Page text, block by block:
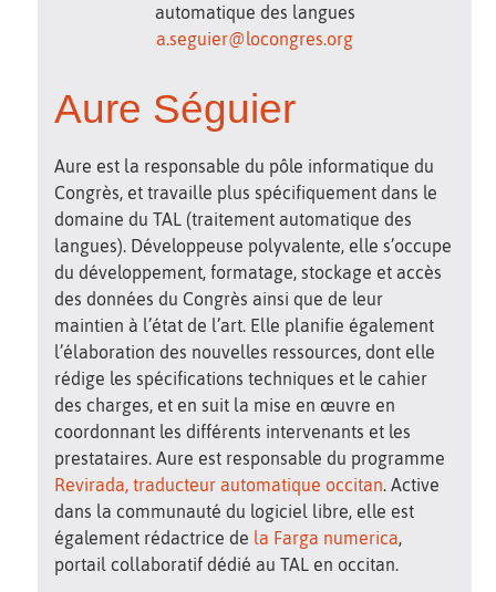
automatique des langues
a.seguier@locongres.org
Aure Séguier
Aure est la responsable du pôle informatique du
Congrès, et travaille plus spécifiquement dans le
domaine du TAL (traitement automatique des
langues). Développeuse polyvalente, elle s’occupe
du développement, formatage, stockage et accès
des données du Congrès ainsi que de leur
maintien à l’état de l’art. Elle planifie également
l’élaboration des nouvelles ressources, dont elle
rédige les spécifications techniques et le cahier
des charges, et en suit la mise en œuvre en
coordonnant les différents intervenants et les
prestataires. Aure est responsable du programme
Revirada, traducteur automatique occitan. Active
dans la communauté du logiciel libre, elle est
également rédactrice de la Farga numerica,
portail collaboratif dédié au TAL en occitan.